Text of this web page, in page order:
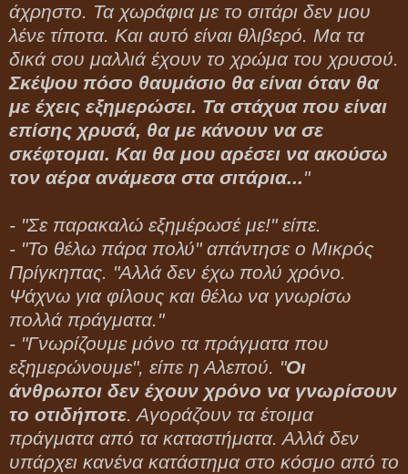
άχρηστο. Τα χωράφια με το σιτάρι δεν μου
λένε τίποτα. Και αυτό είναι θλιβερό. Μα τα
δικά σου μαλλιά έχουν το χρώμα του χρυσού.
Σκέψου πόσο θαυμάσιο θα είναι όταν θα
με έχεις εξημερώσει. Τα στάχυα που είναι
επίσης χρυσά, θα με κάνουν να σε
σκέφτομαι. Και θα μου αρέσει να ακούσω
τον αέρα ανάμεσα στα σιτάρια..."
- "Σε παρακαλώ εξημέρωσέ με!" είπε.
- "Το θέλω πάρα πολύ" απάντησε ο Μικρός
Πρίγκηπας. "Αλλά δεν έχω πολύ χρόνο.
Ψάχνω για φίλους και θέλω να γνωρίσω
πολλά πράγματα."
- "Γνωρίζουμε μόνο τα πράγματα που
εξημερώνουμε", είπε η Αλεπού. "Οι
άνθρωποι δεν έχουν χρόνο να γνωρίσουν
το οτιδήποτε. Αγοράζουν τα έτοιμα
πράγματα από τα καταστήματα. Αλλά δεν
υπάρχει κανένα κατάστημα στο κόσμο από το